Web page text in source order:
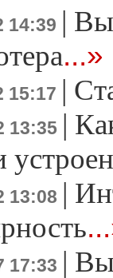
14:39 |
...»
15:17 |
13:35 |
13:08 |
17:33 |